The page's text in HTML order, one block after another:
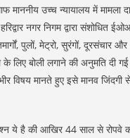
उच्च न्यायालय में मामला
नगर निगम द्वारा संशोधित
पुलों, मेट्रो, सुरंगों, दूरसंचार
के लिए बोली लगाने की अनुमति दी
विषय मानते हुए इसे मानव
ये है की आखिर 44 साल से रोपवे